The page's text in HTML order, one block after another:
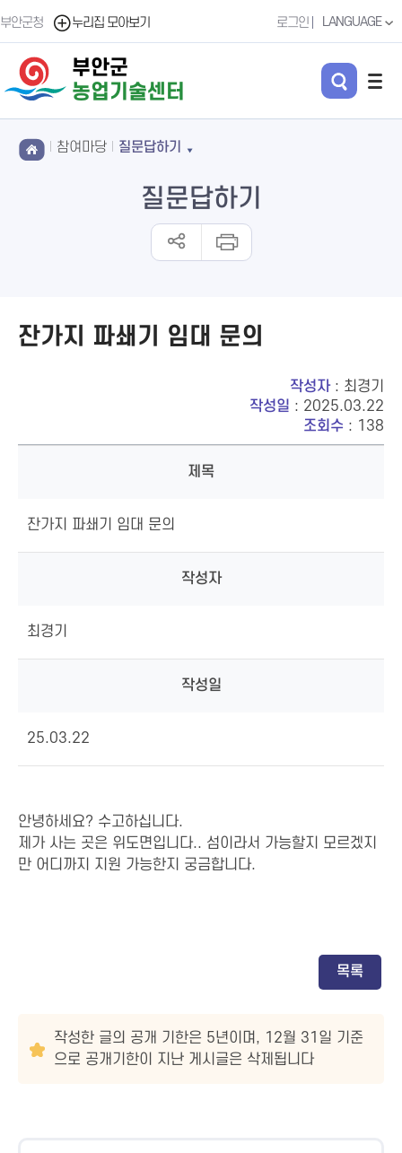
부안군청 누리집 모아보기 로그인 LANGUAGE
부안군
농업기술센터
참여마당 질문답하기
질문답하기
잔가지 파쇄기 임대 문의
작성자: 최경기
작성일 : 2025.03.22
조회수 : 138
제목
잔가지 파쇄기 임대 문의
작성자
최경기
작성일
25.03.22
안녕하세요? 수고하십니다.
제가 사는 곳은 위도면입니다.. 섬이라서 가능할지 모르겠지
만 어디까지 지원 가능한지 궁금합니다.
목록
작성한 글의 공개 기한은 5년이며, 12월 31일 기준
으로 공개기한이 지난 게시글은 삭제됩니다